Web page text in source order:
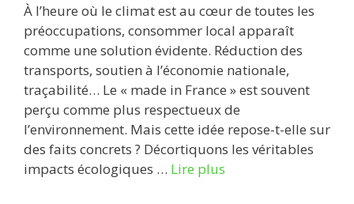
À l’heure où le climat est au cœur de toutes les
préoccupations, consommer local apparaît
comme une solution évidente. Réduction des
transports, soutien à l’économie nationale,
traçabilité… Le « made in France » est souvent
perçu comme plus respectueux de
l’environnement. Mais cette idée repose-t-elle sur
des faits concrets ? Décortiquons les véritables
impacts écologiques … Lire plus